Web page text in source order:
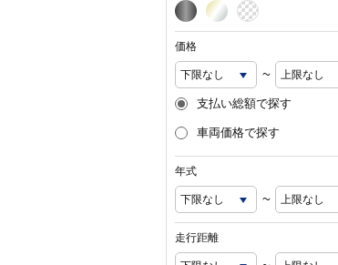
価格
~
支払い総額で探す
車両価格で探す
年式
~
走行距離